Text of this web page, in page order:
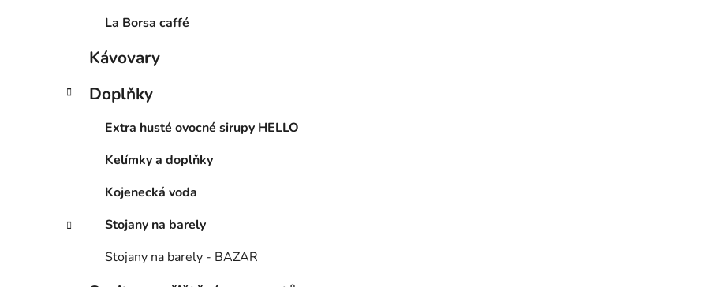
La Borsa caffé
Kávovary
Doplňky
Extra husté ovocné sirupy HELLO
Kelímky a doplňky
Kojenecká voda
Stojany na barely
Stojany na barely - BAZAR